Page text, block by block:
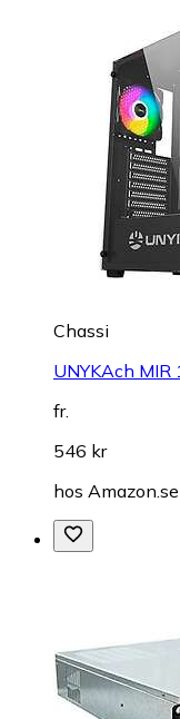
Chassi
UNYKAch
fr.
546 kr
hos Amazon.se